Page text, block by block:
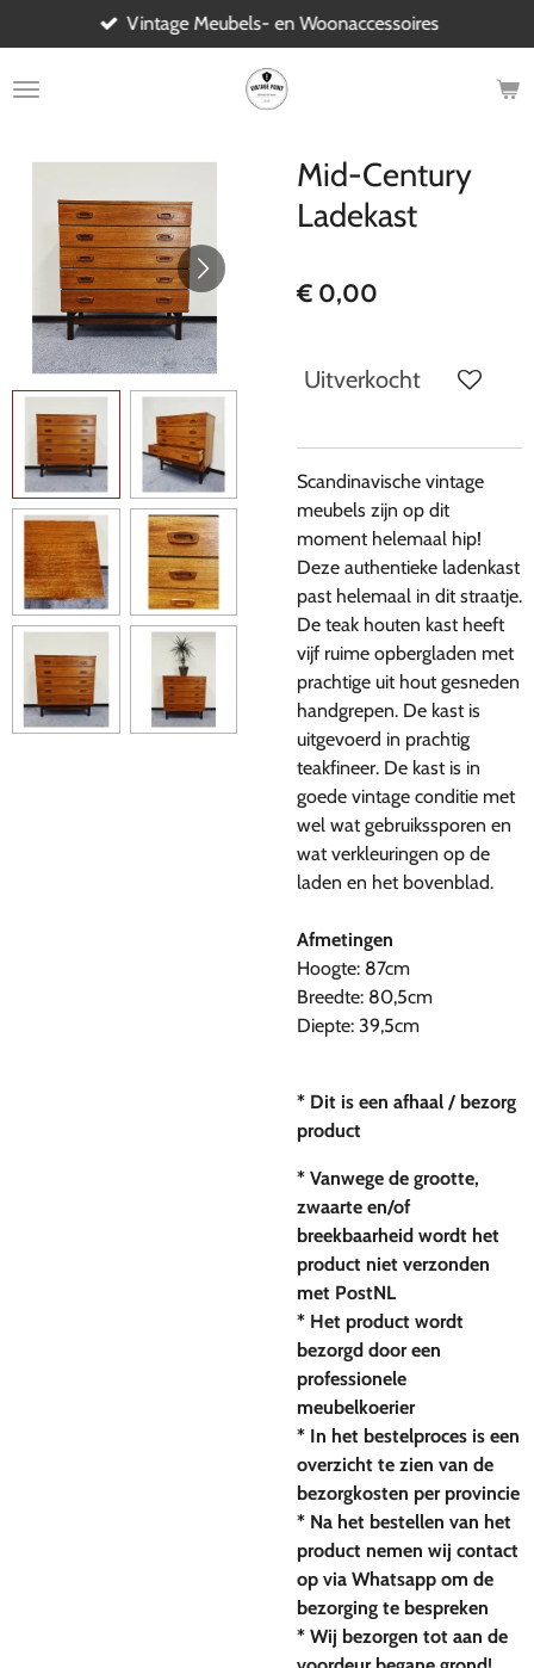
direct
naar
Vintage Meubels- en Woonaccessoires
Mid-Century
Ladekast
€ 0,00
Uitverkocht
Scandinavische vintage
meubels zijn op dit
moment helemaal hip!
Deze authentieke ladenkast
past helemaal in dit straatje.
De teak houten kast heeft
vijf ruime opbergladen met
prachtige uit hout gesneden
handgrepen. De kast is
uitgevoerd in prachtig
teakfineer. De kast is in
goede vintage conditie met
wel wat gebruikssporen en
wat verkleuringen op de
laden en het bovenblad.
Afmetingen
Hoogte: 87cm
Breedte: 80,5cm
Diepte: 39,5cm
* Dit is een afhaal / bezorg
product
* Vanwege de grootte,
zwaarte en/of
breekbaarheid wordt het
product niet verzonden
met PostNL
* Het product wordt
bezorgd door een
professionele
meubelkoerier
* In het bestelproces is een
overzicht te zien van de
bezorgkosten per provincie
* Na het bestellen van het
product nemen wij contact
op via Whatsapp om de
bezorging te bespreken
* Wij bezorgen tot aan de